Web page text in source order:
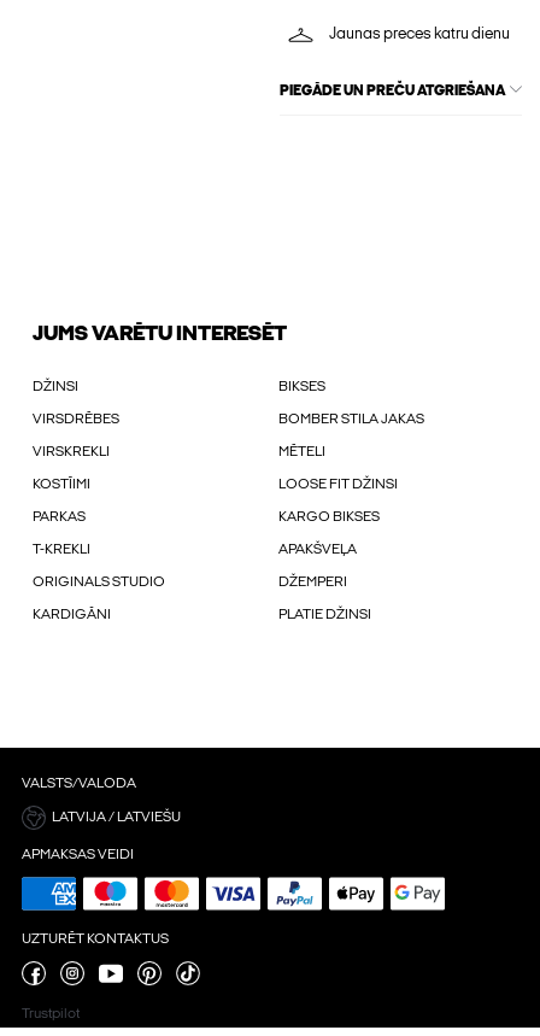
Jaunas preces katru dienu
PIEGĀDE UN PREČU ATGRIEŠANA
JUMS VARĒTU INTERESĒT
DŽINSI BIKSES
VIRSDRĒBES BOMBER STILA JAKAS
VIRSKREKLI MĒTELI
KOSTĪIMI LOOSE FIT DŽINSI
PARKAS KARGO BIKSES
T-KREKLI APAKŠVEĻA
ORIGINALS STUDIO DŽEMPERI
KARDIGĀNI PLATIE DŽINSI
VALSTS/VALODA
LATVIJA / LATVIEŠU
APMAKSAS VEIDI
UZTURĒT KONTAKTUS
Trustpilot